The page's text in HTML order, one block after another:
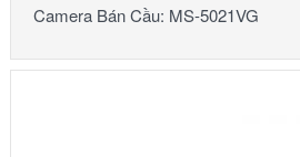
Camera Bán Cầu: MS-5021VG